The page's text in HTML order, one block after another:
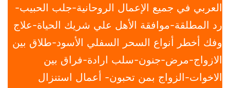
العربي في جميع الإعمال الروحانية-جلب الحبيب-
رد المطلقة-موافقة الأهل علي شريك الحياة-علاج
وفك أخطر أنواع السحر السفلي الأسود-طلاق بين
الازواج-مرض-جنون-سلب ارادة-فراق بين
الاخوات-الزواج بمن تحبون- أعمال استنزال